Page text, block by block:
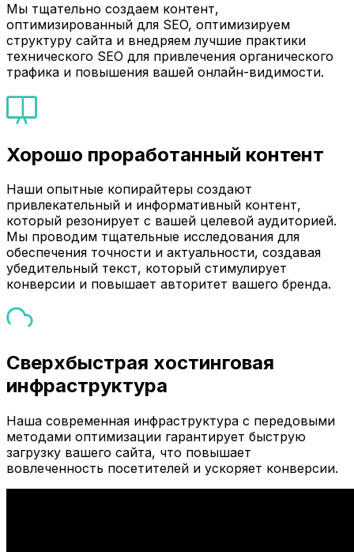
Мы тщательно создаем контент,
оптимизированный для SEO, оптимизируем
структуру сайта и внедряем лучшие практики
технического SEO для привлечения органического
трафика и повышения вашей онлайн-видимости.
Хорошо проработанный контент
Наши опытные копирайтеры создают
привлекательный и информативный контент,
который резонирует с вашей целевой аудиторией.
Мы проводим тщательные исследования для
обеспечения точности и актуальности, создавая
убедительный текст, который стимулирует
конверсии и повышает авторитет вашего бренда.
Сверхбыстрая хостинговая
инфраструктура
Наша современная инфраструктура с передовыми
методами оптимизации гарантирует быструю
загрузку вашего сайта, что повышает
вовлеченность посетителей и ускоряет конверсии.